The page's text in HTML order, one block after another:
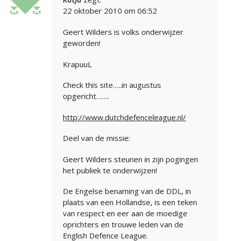
22 oktober 2010 om 06:52
Geert Wilders is volks onderwijzer
geworden!
KrapuuL
Check this site…..in augustus
opgericht…….
http://www.dutchdefenceleague.nl/
Deel van de missie:
Geert Wilders steunen in zijn pogingen
het publiek te onderwijzen!
De Engelse benaming van de DDL, in
plaats van een Hollandse, is een teken
van respect en eer aan de moedige
oprichters en trouwe leden van de
English Defence League.